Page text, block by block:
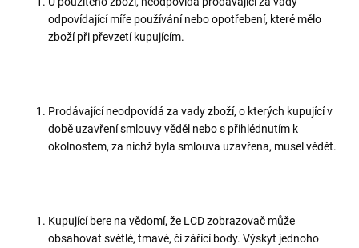
odpovídající míře používání nebo opotřebení, které mělo
zboží při převzetí kupujícím.
Prodávající neodpovídá za vady zboží, o kterých kupující v
době uzavření smlouvy věděl nebo s přihlédnutím k
okolnostem, za nichž byla smlouva uzavřena, musel vědět.
Kupující bere na vědomí, že LCD zobrazovač může
obsahovat světlé, tmavé, či zářící body. Výskyt jednoho